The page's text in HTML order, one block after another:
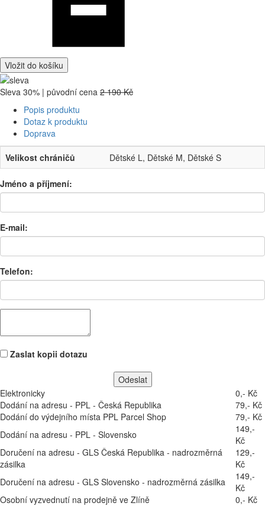
Vložit do košíku
Sleva 30% | původní cena 2 190 Kč
Popis produktu
Dotaz k produktu
Doprava
Velikost chráničů Dětské L, Dětské M, Dětské S
Jméno a příjmení:
E-mail:
Telefon:
Zaslat kopii dotazu
Elektronicky
0,- Kč
Dodání na adresu - PPL - Česká Republika
79,- Kč
Dodání do výdejního místa PPL Parcel Shop
79,- Kč
Dodání na adresu - PPL - Slovensko
149,-
Kč
Doručení na adresu - GLS Česká Republika - nadrozměrná
zásilka
129,-
Kč
Doručení na adresu - GLS Slovensko - nadrozměrná zásilka
149,-
Kč
Osobní vyzvednutí na prodejně ve Zlíně
0,- Kč